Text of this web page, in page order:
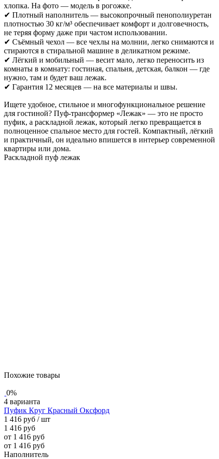
хлопка. На фото — модель в рогожке.
✔ Плотный наполнитель — высокопрочный пенополиуретан
плотностью 30 кг/м³ обеспечивает комфорт и долговечность,
не теряя форму даже при частом использовании.
✔ Съёмный чехол — все чехлы на молнии, легко снимаются и
стираются в стиральной машине в деликатном режиме.
✔ Лёгкий и мобильный — весит мало, легко переносить из
комнаты в комнату: гостиная, спальня, детская, балкон — где
нужно, там и будет ваш лежак.
✔ Гарантия 12 месяцев — на все материалы и швы.
Ищете удобное, стильное и многофункциональное решение
для гостиной? Пуф-трансформер «Лежак» — это не просто
пуфик, а раскладной лежак, который легко превращается в
полноценное спальное место для гостей. Компактный, лёгкий
и практичный, он идеально впишется в интерьер современной
квартиры или дома.
Раскладной пуф лежак
Похожие товары
0%
4 варианта
Пуфик Круг Красный Оксфорд
1 416 руб / шт
1 416 руб
от 1 416 руб
от 1 416 руб
Наполнитель